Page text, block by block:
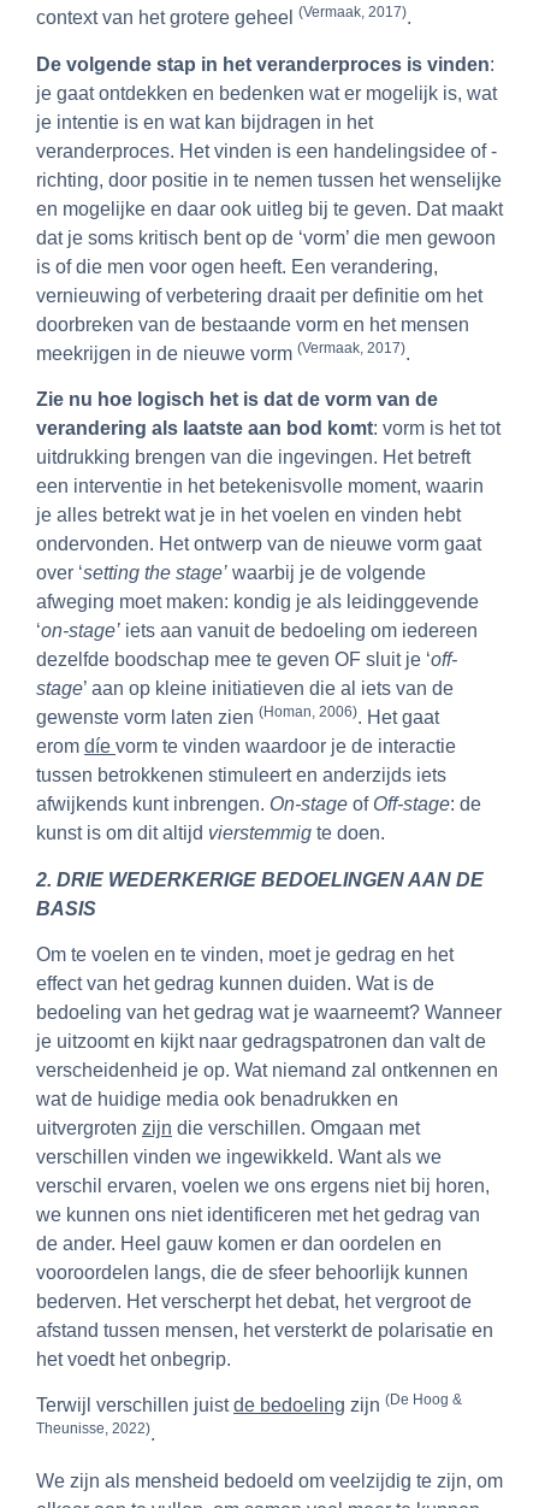
context van het grotere geheel (Vermaak, 2017).
De volgende stap in het veranderproces is vinden:
je gaat ontdekken en bedenken wat er mogelijk is, wat
je intentie is en wat kan bijdragen in het
veranderproces. Het vinden is een handelingsidee of -
richting, door positie in te nemen tussen het wenselijke
en mogelijke en daar ook uitleg bij te geven. Dat maakt
dat je soms kritisch bent op de ‘vorm’ die men gewoon
is of die men voor ogen heeft. Een verandering,
vernieuwing of verbetering draait per definitie om het
doorbreken van de bestaande vorm en het mensen
meekrijgen in de nieuwe vorm (Vermaak, 2017).
Zie nu hoe logisch het is dat de vorm van de
verandering als laatste aan bod komt: vorm is het tot
uitdrukking brengen van die ingevingen. Het betreft
een interventie in het betekenisvolle moment, waarin
je alles betrekt wat je in het voelen en vinden hebt
ondervonden. Het ontwerp van de nieuwe vorm gaat
over ‘setting the stage’ waarbij je de volgende
afweging moet maken: kondig je als leidinggevende
‘on-stage’ iets aan vanuit de bedoeling om iedereen
dezelfde boodschap mee te geven OF sluit je ‘off-
stage’ aan op kleine initiatieven die al iets van de
gewenste vorm laten zien (Homan, 2006). Het gaat
erom díe vorm te vinden waardoor je de interactie
tussen betrokkenen stimuleert en anderzijds iets
afwijkends kunt inbrengen. On-stage ofOff-stage: de
kunst is om dit altijd vierstemmig te doen.
2. DRIE WEDERKERIGE BEDOELINGEN AAN DE
BASIS
Om te voelen en te vinden, moet je gedrag en het
effect van het gedrag kunnen duiden. Wat is de
bedoeling van het gedrag wat je waarneemt? Wanneer
je uitzoomt en kijkt naar gedragspatronen dan valt de
verscheidenheid je op. Wat niemand zal ontkennen en
wat de huidige media ook benadrukken en
uitvergroten zijn die verschillen. Omgaan met
verschillen vinden we ingewikkeld. Want als we
verschil ervaren, voelen we ons ergens niet bij horen,
we kunnen ons niet identificeren met het gedrag van
de ander. Heel gauw komen er dan oordelen en
vooroordelen langs, die de sfeer behoorlijk kunnen
bederven. Het verscherpt het debat, het vergroot de
afstand tussen mensen, het versterkt de polarisatie en
het voedt het onbegrip.
Terwijl verschillen juistde bedoeling zijn (De Hoog &
Theunisse, 2022).
We zijn als mensheid bedoeld om veelzijdig te zijn, om